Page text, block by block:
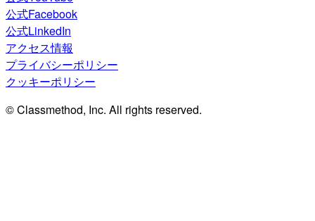
公式Facebook
公式LinkedIn
アクセス情報
プライバシーポリシー
クッキーポリシー
© Classmethod, Inc. All rights reserved.